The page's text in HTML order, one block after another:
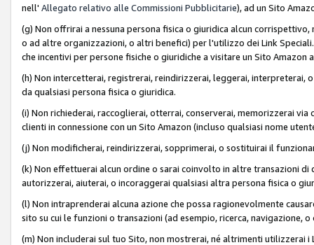
nell' Allegato relativo alle Commissioni Pubblicitarie), ad un Sito
(g) Non offrirai a nessuna persona fisica o giuridica alcun
o ad altre organizzazioni, o altri benefici) per l'utilizzo dei Link
che incentivi per persone fisiche o giuridiche a visitare un Sito
(h) Non intercetterai, registrerai, reindirizzerai, leggerai,
da qualsiasi persona fisica o giuridica.
(i) Non richiederai, raccoglierai, otterrai, conserverai, memorizzerai
clienti in connessione con un Sito Amazon (incluso qualsiasi nome
(j) Non modificherai, reindirizzerai, sopprimerai, o sostituirai il
(k) Non effettuerai alcun ordine o sarai coinvolto in altre transazioni
autorizzerai, aiuterai, o incoraggerai qualsiasi altra persona fisica o
(l) Non intraprenderai alcuna azione che possa ragionevolmente
sito su cui le funzioni o transazioni (ad esempio, ricerca, navigazione,
(m) Non includerai sul tuo Sito, non mostrerai, né altrimenti utilizzerai